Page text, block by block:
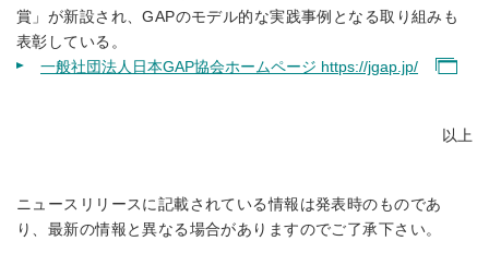
賞」が新設され、GAPのモデル的な実践事例となる取り組みも
表彰している。
一般社団法人日本GAP協会ホームページ https://jgap.jp/
以上
ニュースリリースに記載されている情報は発表時のものであ
り、最新の情報と異なる場合がありますのでご了承下さい。